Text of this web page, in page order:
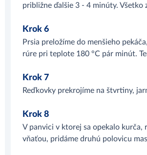
približne ďalšie 3 - 4 minúty. Všetko
Krok 6
Prsia preložíme do menšieho
rúre pri teplote 180 °C pár minút.
Krok 7
Reďkovky prekrojíme na štvrtiny,
Krok 8
V panvici v ktorej sa opekalo kurča,
vňaťou, pridáme druhú polovicu